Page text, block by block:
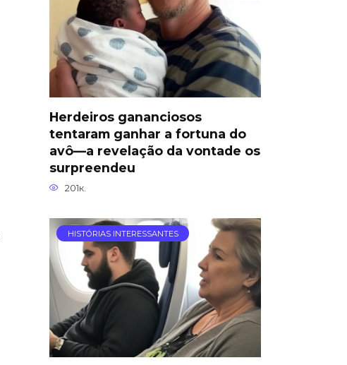
Herdeiros gananciosos
tentaram ganhar a fortuna do
avô—a revelação da vontade os
surpreendeu
201к.
HISTÓRIAS INTERESSANTES